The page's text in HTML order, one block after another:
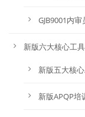
GJB9001内审
新版六大核心工
新版五大核
新版APQP培